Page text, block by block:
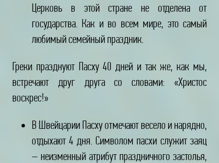
Церковь в этой стране не отделена от
государства. Как и во всем мире, это самый
любимый семейный праздник.
Греки празднуют Пасху 40 дней и так же, как мы,
встречают друг друга со словами: «Христос
воскрес!»
В Швейцарии Пасху отмечают весело и нарядно,
отдыхают 4 дня. Символом пасхи служит заяц
– неизменный атрибут праздничного застолья,